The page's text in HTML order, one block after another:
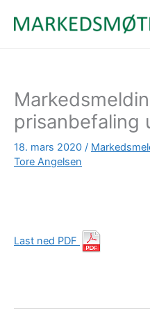
prisanbefaling
18. mars 2020 /
Tore Angelsen
Last ned PDF